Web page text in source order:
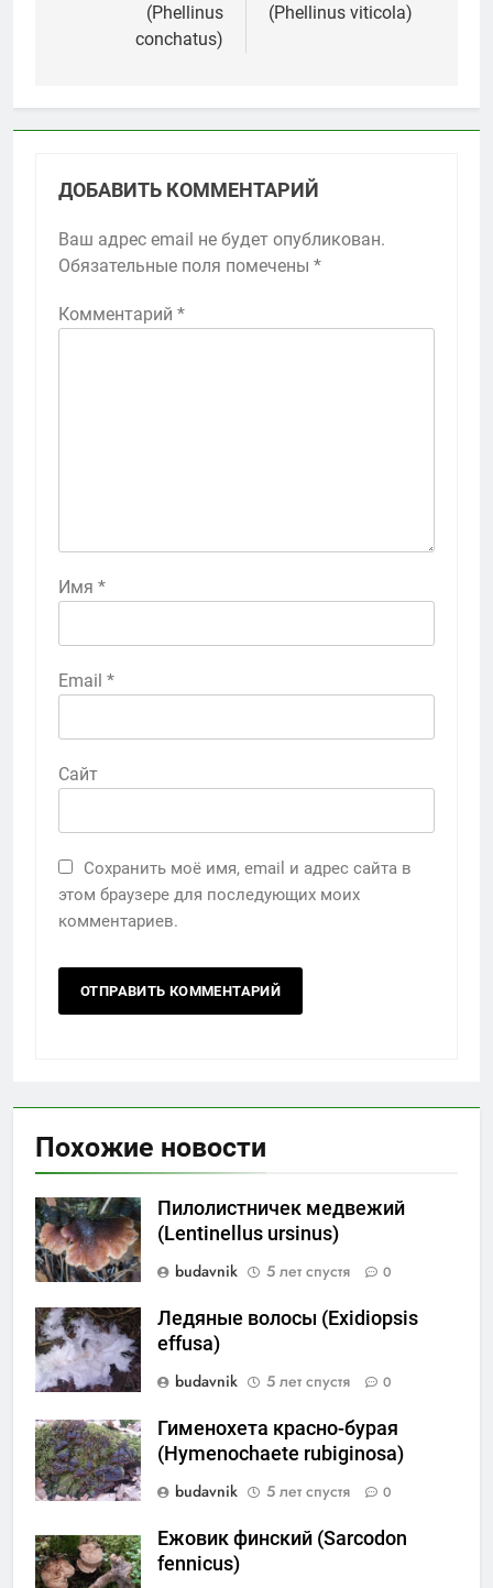
(Phellinus
conchatus)
(Phellinus viticola)
ДОБАВИТЬ КОММЕНТАРИЙ
Ваш адрес email не будет опубликован.
Обязательные поля помечены *
Комментарий *
Имя *
Email *
Сайт
Сохранить моё имя, email и адрес сайта в
этом браузере для последующих моих
комментариев.
Похожие новости
Пилолистничек медвежий
(Lentinellus ursinus)
budavnik
5 лет спустя 0
Ледяные волосы (Exidiopsis
effusa)
budavnik
5 лет спустя 0
Гименохета красно-бурая
(Hymenochaete rubiginosa)
budavnik
5 лет спустя 0
Ежовик финский (Sarcodon
fennicus)